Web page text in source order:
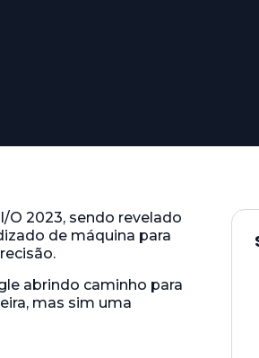
O 2023, sendo revelado
de máquina para
abrindo caminho para
mas sim uma